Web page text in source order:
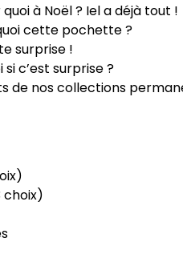
à Noël ? Iel a déjà tout !
cette pochette ?
surprise !
c’est surprise ?
de nos collections
choix)